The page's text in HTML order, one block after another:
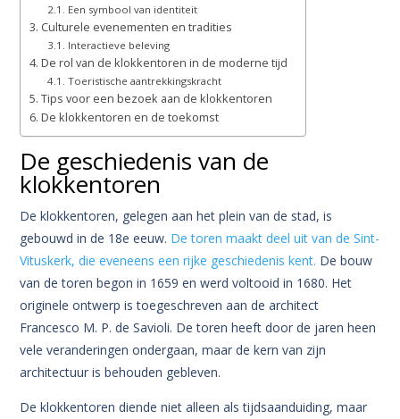
Een symbool van identiteit
Culturele evenementen en tradities
Interactieve beleving
De rol van de klokkentoren in de moderne tijd
Toeristische aantrekkingskracht
Tips voor een bezoek aan de klokkentoren
De klokkentoren en de toekomst
De geschiedenis van de
klokkentoren
De klokkentoren, gelegen aan het plein van de stad, is
gebouwd in de 18e eeuw. De toren maakt deel uit van de Sint-
Vituskerk, die eveneens een rijke geschiedenis kent. De bouw
van de toren begon in 1659 en werd voltooid in 1680. Het
originele ontwerp is toegeschreven aan de architect
Francesco M. P. de Savioli. De toren heeft door de jaren heen
vele veranderingen ondergaan, maar de kern van zijn
architectuur is behouden gebleven.
De klokkentoren diende niet alleen als tijdsaanduiding, maar